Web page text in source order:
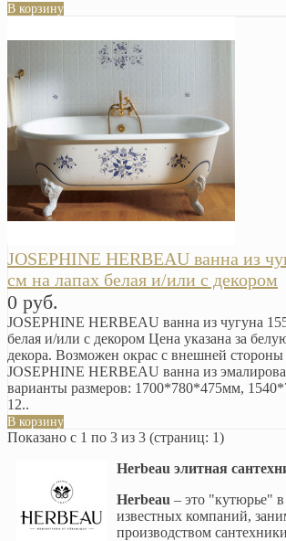
В корзину
JOSEPHINE HERBEAU ванна из
см на лапах белая и/или с декором
0 руб.
JOSEPHINE HERBEAU ванна из чугуна
белая и/или с декором Цена указана за
декора. Возможен окрас с внешней
JOSEPHINE HERBEAU ванна из
варианты размеров: 1700*780*475мм,
12..
В корзину
Показано с 1 по 3 из 3 (страниц: 1)
Herbeau элитная
Herbeau – это "кутюрье"
известных компаний,
производством